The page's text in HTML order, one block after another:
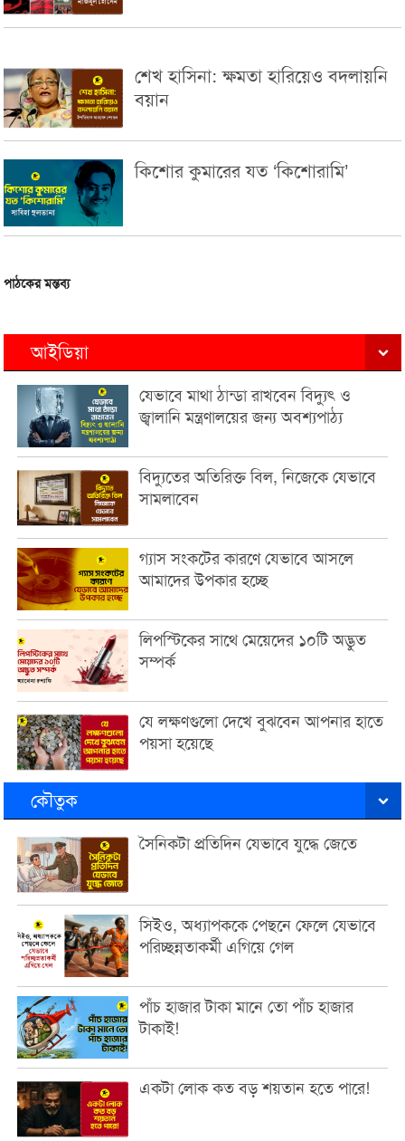
শেখ হাসিনা: ক্ষমতা হারিয়েও বদলায়নি
বয়ান
কিশোর কুমারের যত ‘কিশোরামি’
পাঠকের মন্তব্য
আইডিয়া
যেভাবে মাথা ঠান্ডা রাখবেন বিদ্যুৎ ও
জ্বালানি মন্ত্রণালয়ের জন্য অবশ্যপাঠ্য
বিদ্যুতের অতিরিক্ত বিল, নিজেকে যেভাবে
সামলাবেন
গ্যাস সংকটের কারণে যেভাবে আসলে
আমাদের উপকার হচ্ছে
লিপস্টিকের সাথে মেয়েদের ১০টি অদ্ভুত
সম্পর্ক
যে লক্ষণগুলো দেখে বুঝবেন আপনার হাতে
পয়সা হয়েছে
কৌতুক
সৈনিকটা প্রতিদিন যেভাবে যুদ্ধে জেতে
সিইও, অধ্যাপককে পেছনে ফেলে যেভাবে
পরিচ্ছন্নতাকর্মী এগিয়ে গেল
পাঁচ হাজার টাকা মানে তো পাঁচ হাজার
টাকাই!
একটা লোক কত বড় শয়তান হতে পারে!